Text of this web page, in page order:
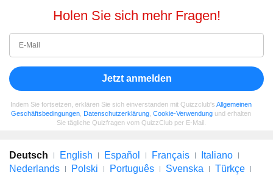
Holen Sie sich mehr Fragen!
Jetzt anmelden
Indem Sie fortsetzen, erklären Sie sich einverstanden mit Quizzclub's Allgemeinen
Geschäftsbedingungen Datenschutzerklärung Cookie-Verwendung und erhalten
Sie tägliche Quizfragen vom QuizzClub per E-Mail.
Deutsch English Español Français
Italiano
Nederlands
Polski Português Svenska
Türkçe